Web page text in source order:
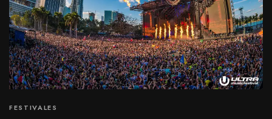
FESTIVALES